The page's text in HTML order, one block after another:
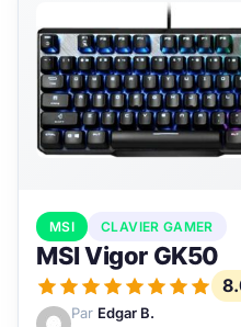
MSI CLAVIER GAMER
MSI Vigor GK50
Par Edgar B.